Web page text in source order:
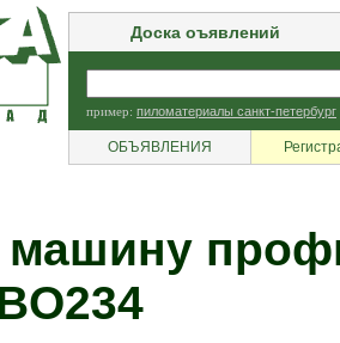
Доска оъявлений
пример: пиломатериалы санкт-петербург
ОБЪЯВЛЕНИЯ